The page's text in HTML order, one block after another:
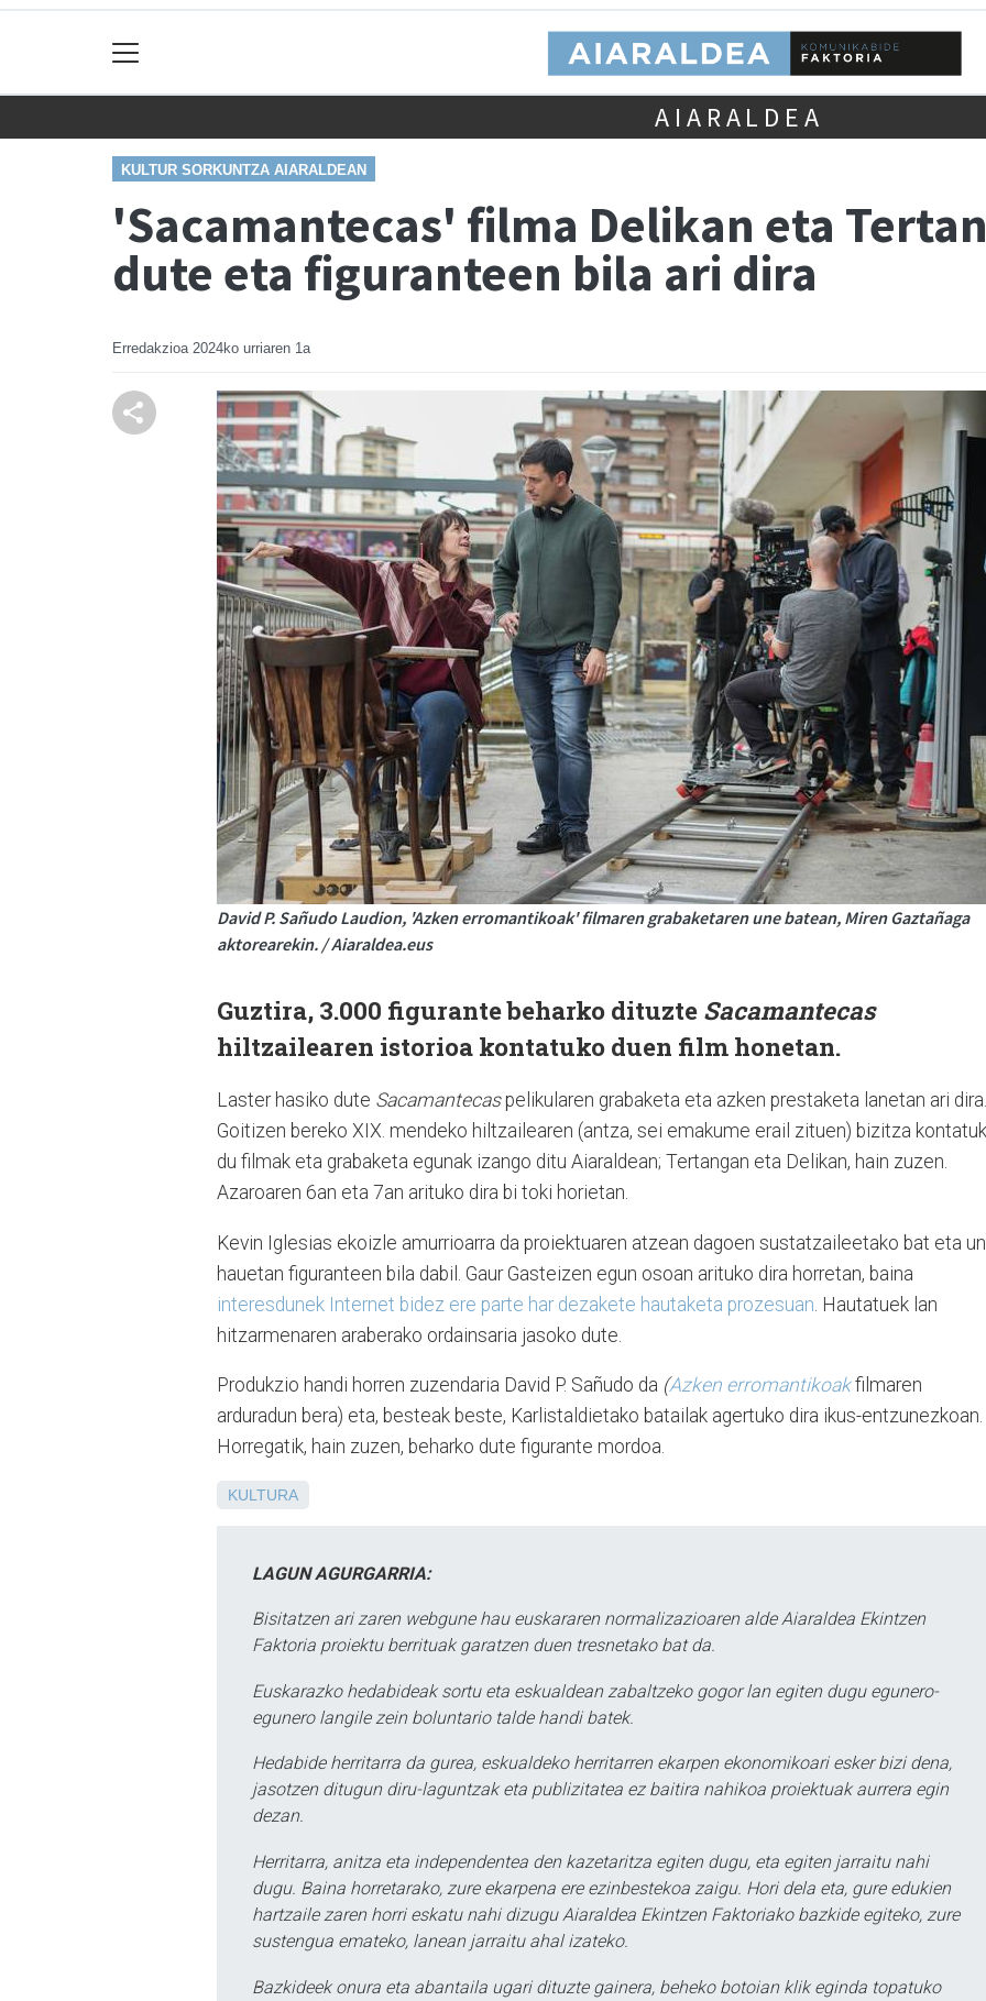
AIARALDEA
KULTUR SORKUNTZA AIARALDEAN
'Sacamantecas' filma Delikan eta
dute eta figuranteen bila ari dira
Erredakzioa 2024ko urriaren 1a
David P. Sañudo Laudion, 'Azken erromantikoak' filmaren grabaketaren une batean, Miren Gaztañaga
aktorearekin. / Aiaraldea.eus
Guztira, 3.000 figurante beharko dituzte Sacamantecas
hiltzailearen istorioa kontatuko duen film honetan.
Laster hasiko dute Sacamantecaspelikularen grabaketa eta azken prestaketa lanetan ari dira.
Goitizen bereko XIX. mendeko hiltzailearen (antza, sei emakume erail zituen) bizitza
du filmak eta grabaketa egunak izango ditu Aiaraldean; Tertangan eta Delikan, hain zuzen.
Azaroaren 6an eta 7an arituko dira bi toki horietan.
Kevin Iglesias ekoizle amurrioarra da proiektuaren atzean dagoen sustatzaileetako bat eta
hauetan figuranteen bila dabil. Gaur Gasteizen egun osoan arituko dira horretan, baina
interesdunek Internet bidez ere parte har dezakete hautaketa prozesuan . Hautatuek lan
hitzarmenaren araberako ordainsaria jasoko dute.
Produkzio handi horren zuzendaria David P. Sañudo da (Azken erromantikoakfilmaren
arduradun bera) eta, besteak beste, Karlistaldietako batailak agertuko dira ikus-entzunezkoan.
Horregatik, hain zuzen, beharko dute figurante mordoa.
KULTURA
LAGUN AGURGARRIA:
Bisitatzen ari zaren webgune hau euskararen normalizazioaren alde Aiaraldea Ekintzen
Faktoria proiektu berrituak garatzen duen tresnetako bat da.
Euskarazko hedabideak sortu eta eskualdean zabaltzeko gogor lan egiten dugu egunero-
egunero langile zein boluntario talde handi batek.
Hedabide herritarra da gurea, eskualdeko herritarren ekarpen ekonomikoari esker bizi dena,
jasotzen ditugun diru-laguntzak eta publizitatea ez baitira nahikoa proiektuak aurrera egin
dezan.
Herritarra, anitza eta independentea den kazetaritza egiten dugu, eta egiten jarraitu nahi
dugu. Baina horretarako, zure ekarpena ere ezinbestekoa zaigu. Hori dela eta, gure edukien
hartzaile zaren horri eskatu nahi dizugu Aiaraldea Ekintzen Faktoriako bazkide egiteko, zure
sustengua emateko, lanean jarraitu ahal izateko.
Bazkideek onura eta abantaila ugari dituzte gainera, beheko botoian klik eginda topatuko